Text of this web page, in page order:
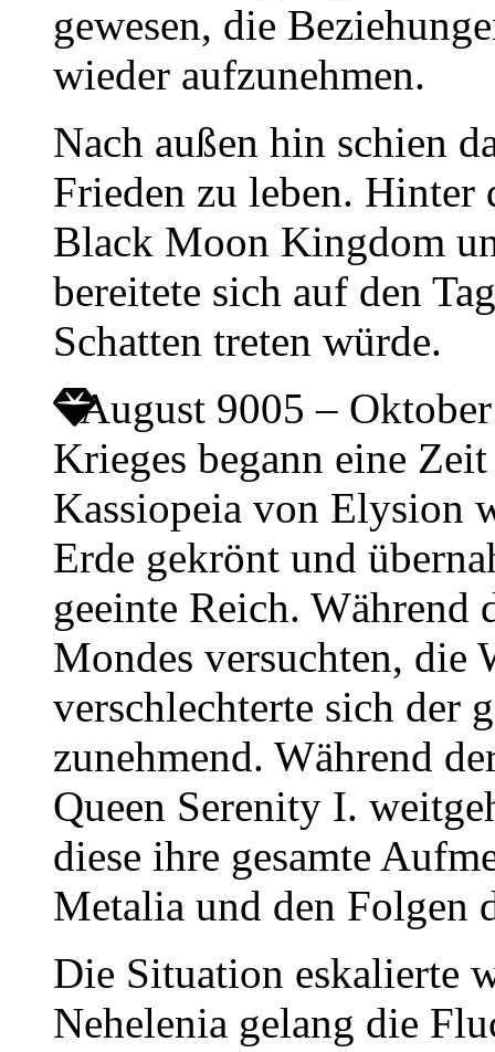
gewesen, die
wieder aufzunehmen.
Nach außen hin schien
Frieden zu leben. Hinter
Black Moon Kingdom
bereitete sich auf den
Schatten treten würde.
August 9005 –
Krieges begann eine
Kassiopeia von Elysion
Erde gekrönt und
geeinte Reich. Während
Mondes versuchten, die
verschlechterte sich der
zunehmend. Während
Queen Serenity I.
diese ihre gesamte
Metalia und den Folgen
Die Situation eskalierte
Nehelenia gelang die